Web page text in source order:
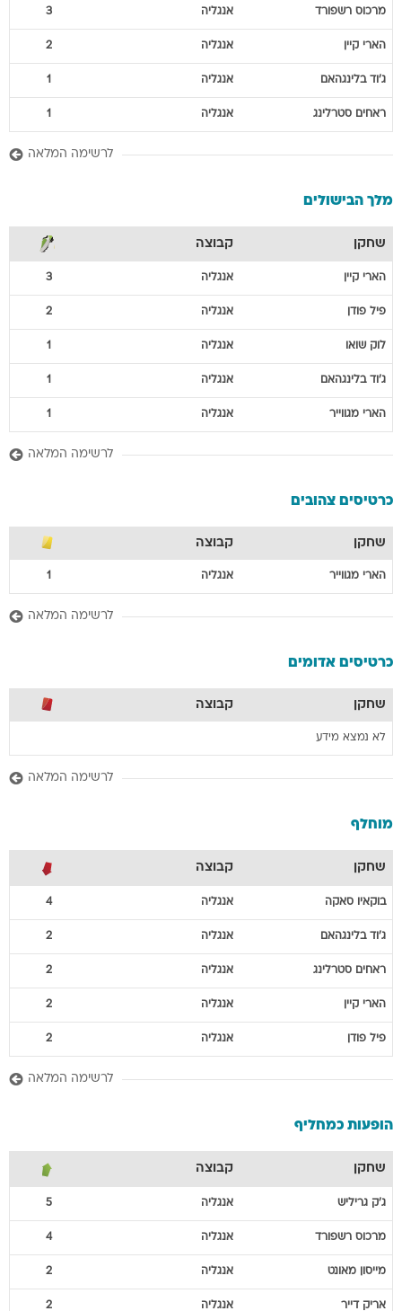
מרכוס רשפורד אנגליה 3
הארי קיין אנגליה 2
ג'וד בלינגהאם אנגליה 1
ראחים סטרלינג אנגליה 1
לרשימה המלאה
מלך הבישולים
שחקן קבוצה
הארי קיין אנגליה 3
פיל פודן אנגליה 2
לוק שואו אנגליה 1
ג'וד בלינגהאם אנגליה 1
הארי מגווייר אנגליה 1
לרשימה המלאה
כרטיסים צהובים
שחקן קבוצה
הארי מגווייר אנגליה 1
לרשימה המלאה
כרטיסים אדומים
שחקן קבוצה
לא נמצא מידע
לרשימה המלאה
מוחלף
שחקן קבוצה
בוקאיו סאקה אנגליה 4
ג'וד בלינגהאם אנגליה 2
ראחים סטרלינג אנגליה 2
הארי קיין אנגליה 2
פיל פודן אנגליה 2
לרשימה המלאה
הופעות כמחליף
שחקן קבוצה
ג'ק גריליש אנגליה 5
מרכוס רשפורד אנגליה 4
מייסון מאונט אנגליה 2
אריק דייר אנגליה 2